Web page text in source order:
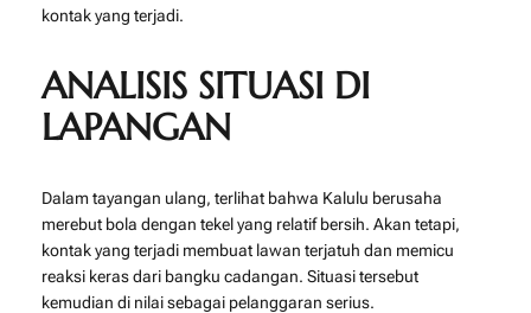
kontak yang terjadi.
ANALISIS SITUASI DI
LAPANGAN
Dalam tayangan ulang, terlihat bahwa Kalulu berusaha
merebut bola dengan tekel yang relatif bersih. Akan tetapi,
kontak yang terjadi membuat lawan terjatuh dan memicu
reaksi keras dari bangku cadangan. Situasi tersebut
kemudian di nilai sebagai pelanggaran serius.